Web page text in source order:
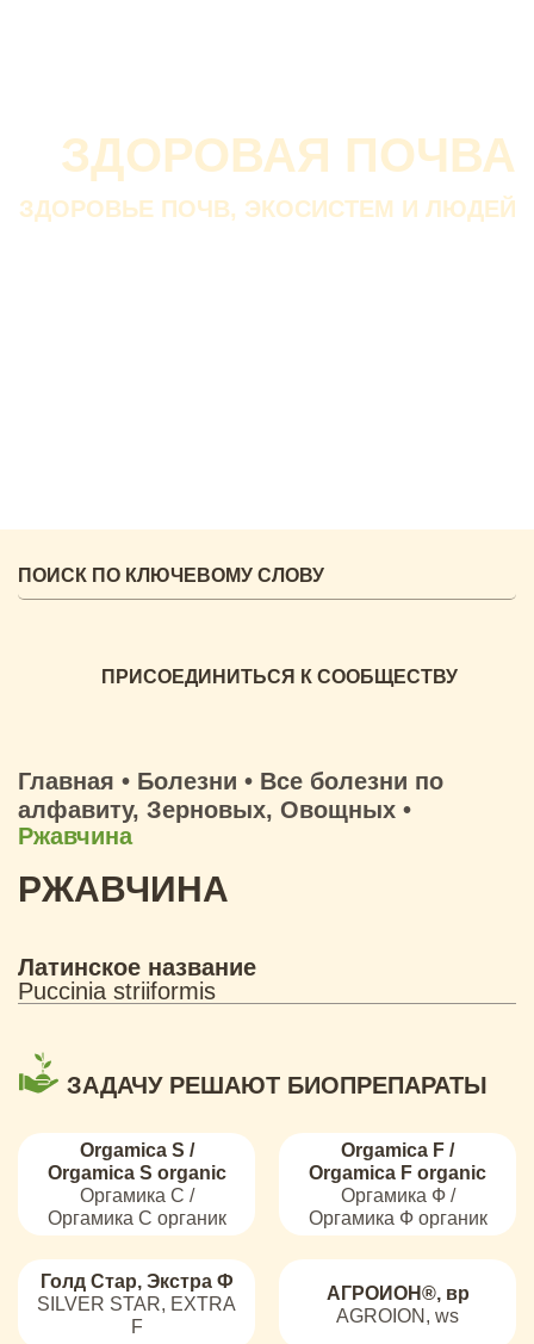
ЗДОРОВАЯ ПОЧВА
ЗДОРОВЬЕ ПОЧВ, ЭКОСИСТЕМ И ЛЮДЕЙ
ПРИСОЕДИНИТЬСЯ К СООБЩЕСТВУ
Главная • Болезни • Все болезни по
алфавиту, Зерновых, Овощных •
Ржавчина
РЖАВЧИНА
Латинское название
Puccinia striiformis
ЗАДАЧУ РЕШАЮТ БИОПРЕПАРАТЫ
Orgamica S /
Orgamica S organic
Оргамика С /
Оргамика С органик
Orgamica F /
Orgamica F organic
Оргамика Ф /
Оргамика Ф органик
Голд Стар, Экстра Ф
SILVER STAR, EXTRA
F
АГРОИОН®, вр
AGROION, ws